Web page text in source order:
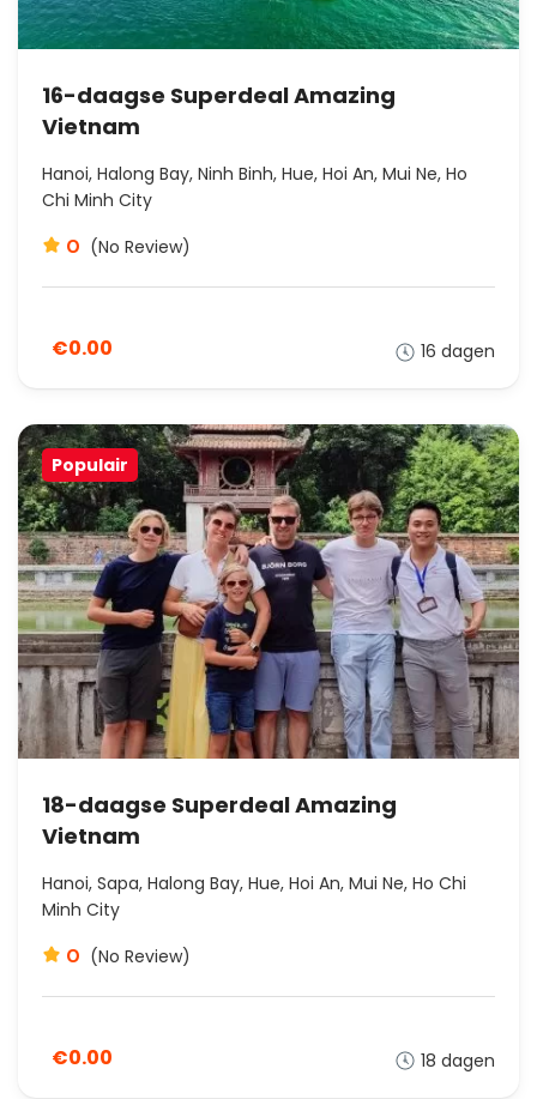
16-daagse Superdeal Amazing
Vietnam
Hanoi, Halong Bay, Ninh Binh, Hue, Hoi An, Mui Ne, Ho
Chi Minh City
0 (No Review)
€0.00 16 dagen
Populair
18-daagse Superdeal Amazing
Vietnam
Hanoi, Sapa, Halong Bay, Hue, Hoi An, Mui Ne, Ho Chi
Minh City
0 (No Review)
€0.00 18 dagen